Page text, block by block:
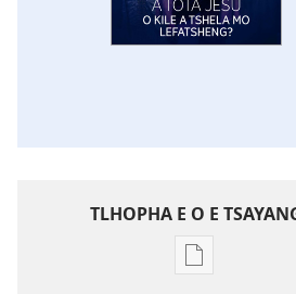
TLHOPHA E O E
Ditsela